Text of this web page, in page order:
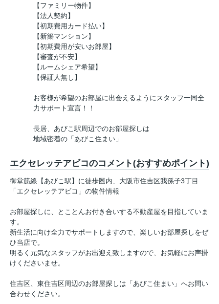
【ファミリー物件】
【法人契約】
【初期費用カード払い】
【新築マンション】
【初期費用が安いお部屋】
【審査が不安】
【ルームシェア希望】
【保証人無し】
お客様が希望のお部屋に出会えるようにスタッフ一同全
力サポート宣言！！
長居、あびこ駅周辺でのお部屋探しは
地域密着の「あびこ住まい」
エクセレッテアビコのコメント(おすすめポイント)
御堂筋線【あびこ駅】に徒歩圏内、大阪市住吉区我孫子3丁目
「エクセレッテアビコ」の物件情報
お部屋探しに、とことんお付き合いする不動産屋を目指していま
す。
新生活に向け全力でサポートしますので、楽しいお部屋探しをぜ
ひ当店で。
明るく元気なスタッフがお出迎え致しますので、お気軽にお声掛
けくださいませ。
住吉区、東住吉区周辺のお部屋探しは「あびこ住まい」へお問い
合わせください。